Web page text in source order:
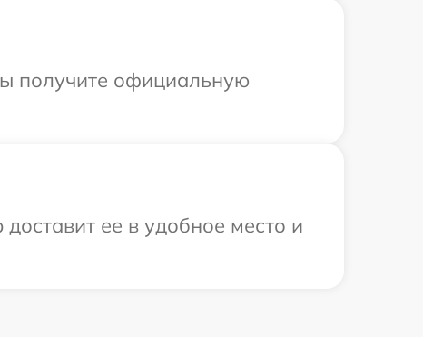
получите официальную
ее в удобное место и